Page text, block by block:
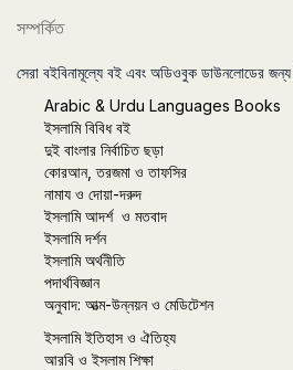
সম্পর্কিত
সেরা বইবিনামূল্যে বই এবং অডিওবুক ডাউনলোডের জন্য
Arabic & Urdu Languages Books
ইসলামি বিবিধ বই
দুই বাংলার নির্বাচিত ছড়া
কোরআন, তরজমা ও তাফসির
নামায ও দোয়া-দরুদ
ইসলামি আদর্শ ও মতবাদ
ইসলামি দর্শন
ইসলামি অর্থনীতি
পদার্থবিজ্ঞান
অনুবাদ: আত্ম-উন্নয়ন ও মেডিটেশন
ইসলামি ইতিহাস ও ঐতিহ্য
আরবি ও ইসলাম শিক্ষা